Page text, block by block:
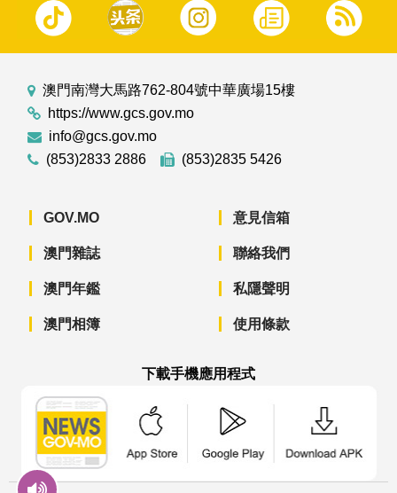
澳門南灣大馬路762-804號中華廣場15樓
https://www.gcs.gov.mo
info@gcs.gov.mo
(853)2833 2886
(853)2835 5426
GOV.MO
澳門雜誌
澳門年鑑
澳門相簿
意見信箱
聯絡我們
私隱聲明
使用條款
下載手機應用程式